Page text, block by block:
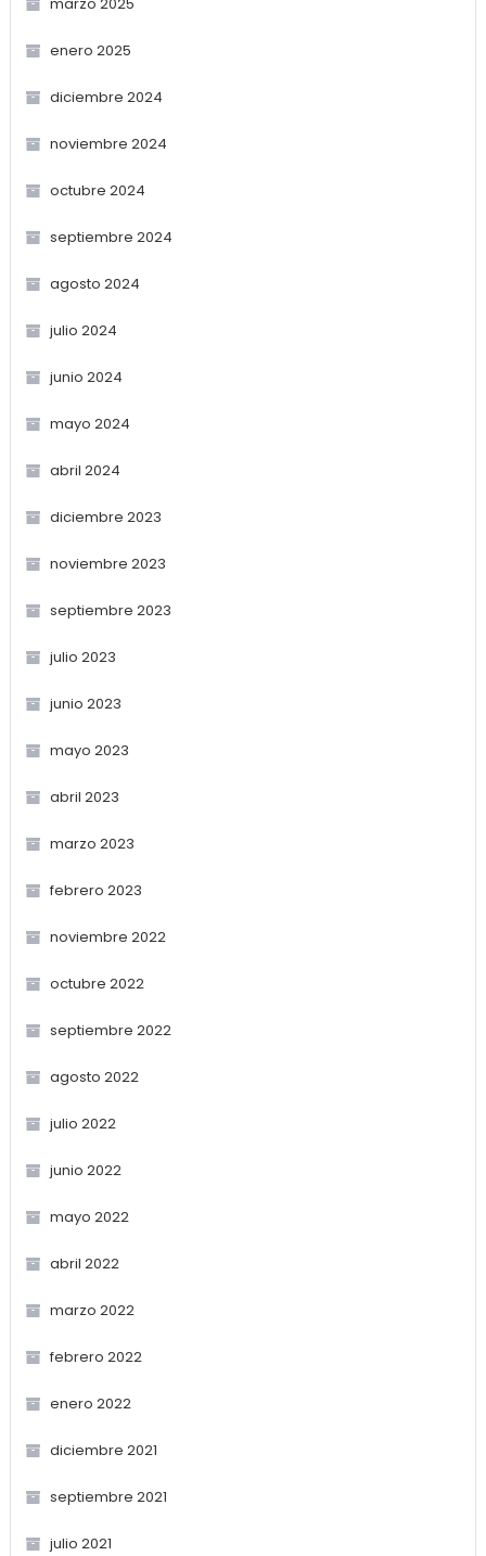
enero 2025
diciembre 2024
noviembre 2024
octubre 2024
septiembre 2024
agosto 2024
julio 2024
junio 2024
mayo 2024
abril 2024
diciembre 2023
noviembre 2023
septiembre 2023
julio 2023
junio 2023
mayo 2023
abril 2023
marzo 2023
febrero 2023
noviembre 2022
octubre 2022
septiembre 2022
agosto 2022
julio 2022
junio 2022
mayo 2022
abril 2022
marzo 2022
febrero 2022
enero 2022
diciembre 2021
septiembre 2021
julio 2021